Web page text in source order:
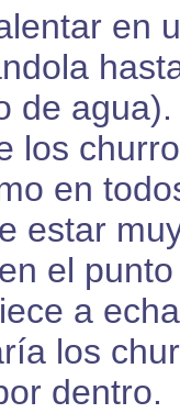
en
de agua).
los
en
estar
el punto
a
los
dentro.